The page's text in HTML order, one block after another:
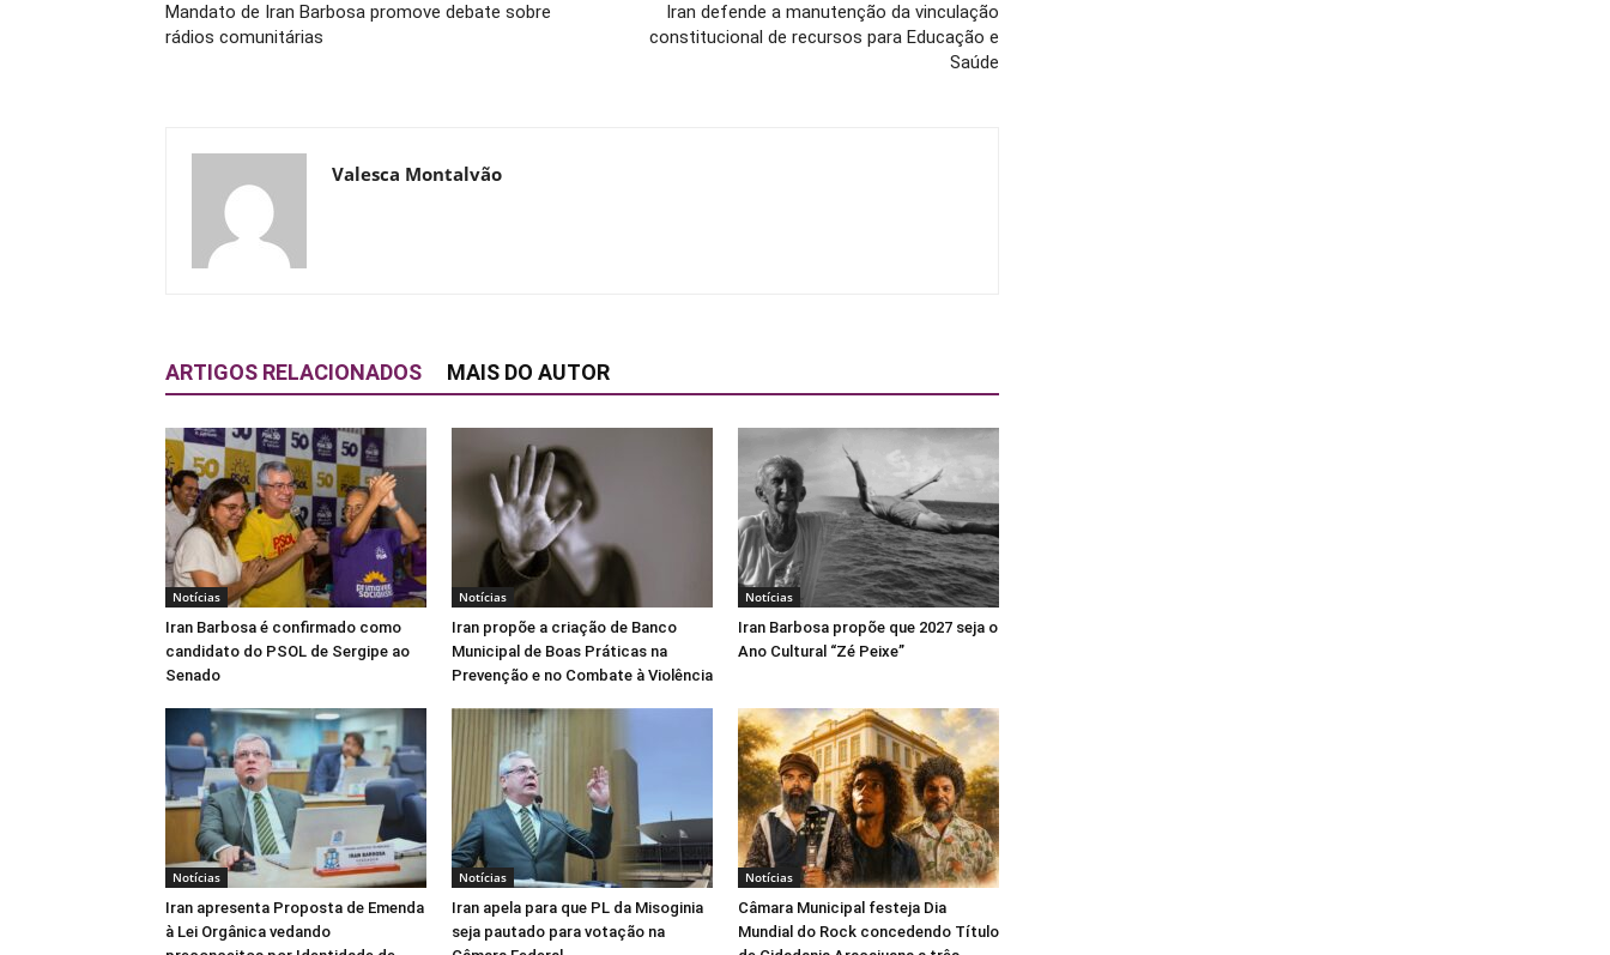
Mandato de Iran Barbosa promove debate sobre
rádios comunitárias
Iran defende a manutenção da vinculação
constitucional de recursos para Educação e
Saúde
Valesca Montalvão
ARTIGOS RELACIONADOS MAIS DO AUTOR
Notícias
Iran Barbosa é confirmado como
candidato do PSOL de Sergipe ao
Senado
Notícias
Iran propõe a criação de Banco
Municipal de Boas Práticas na
Prevenção e no Combate à Violência
Notícias
Iran Barbosa propõe que 2027 seja o
Ano Cultural “Zé Peixe”
Notícias
Iran apresenta Proposta de Emenda
à Lei Orgânica vedando
Notícias
Iran apela para que PL da Misoginia
seja pautado para votação na
Notícias
Câmara Municipal festeja Dia
Mundial do Rock concedendo Título